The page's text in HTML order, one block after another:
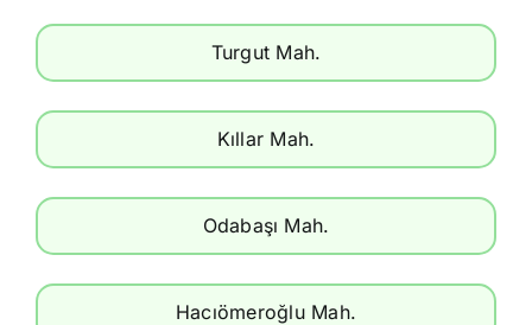
Turgut Mah.
Kıllar Mah.
Odabaşı Mah.
Hacıömeroğlu Mah.